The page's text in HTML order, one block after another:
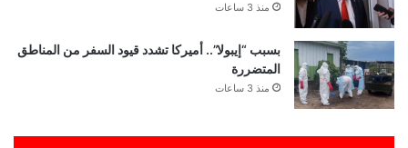
منذ 3 ساعات
بسبب “إيبولا”.. أميركا تشدد قيود السفر من المناطق
المتضررة
منذ 3 ساعات